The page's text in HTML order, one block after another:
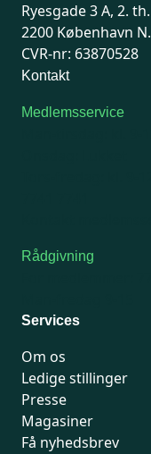
Ryesgade 3 A, 2. th.
2200 København N.
CVR-nr: 63870528
Kontakt
Medlemsservice
Rådgivning
Services
Om os
Ledige stillinger
Presse
Magasiner
Få nyhedsbrev